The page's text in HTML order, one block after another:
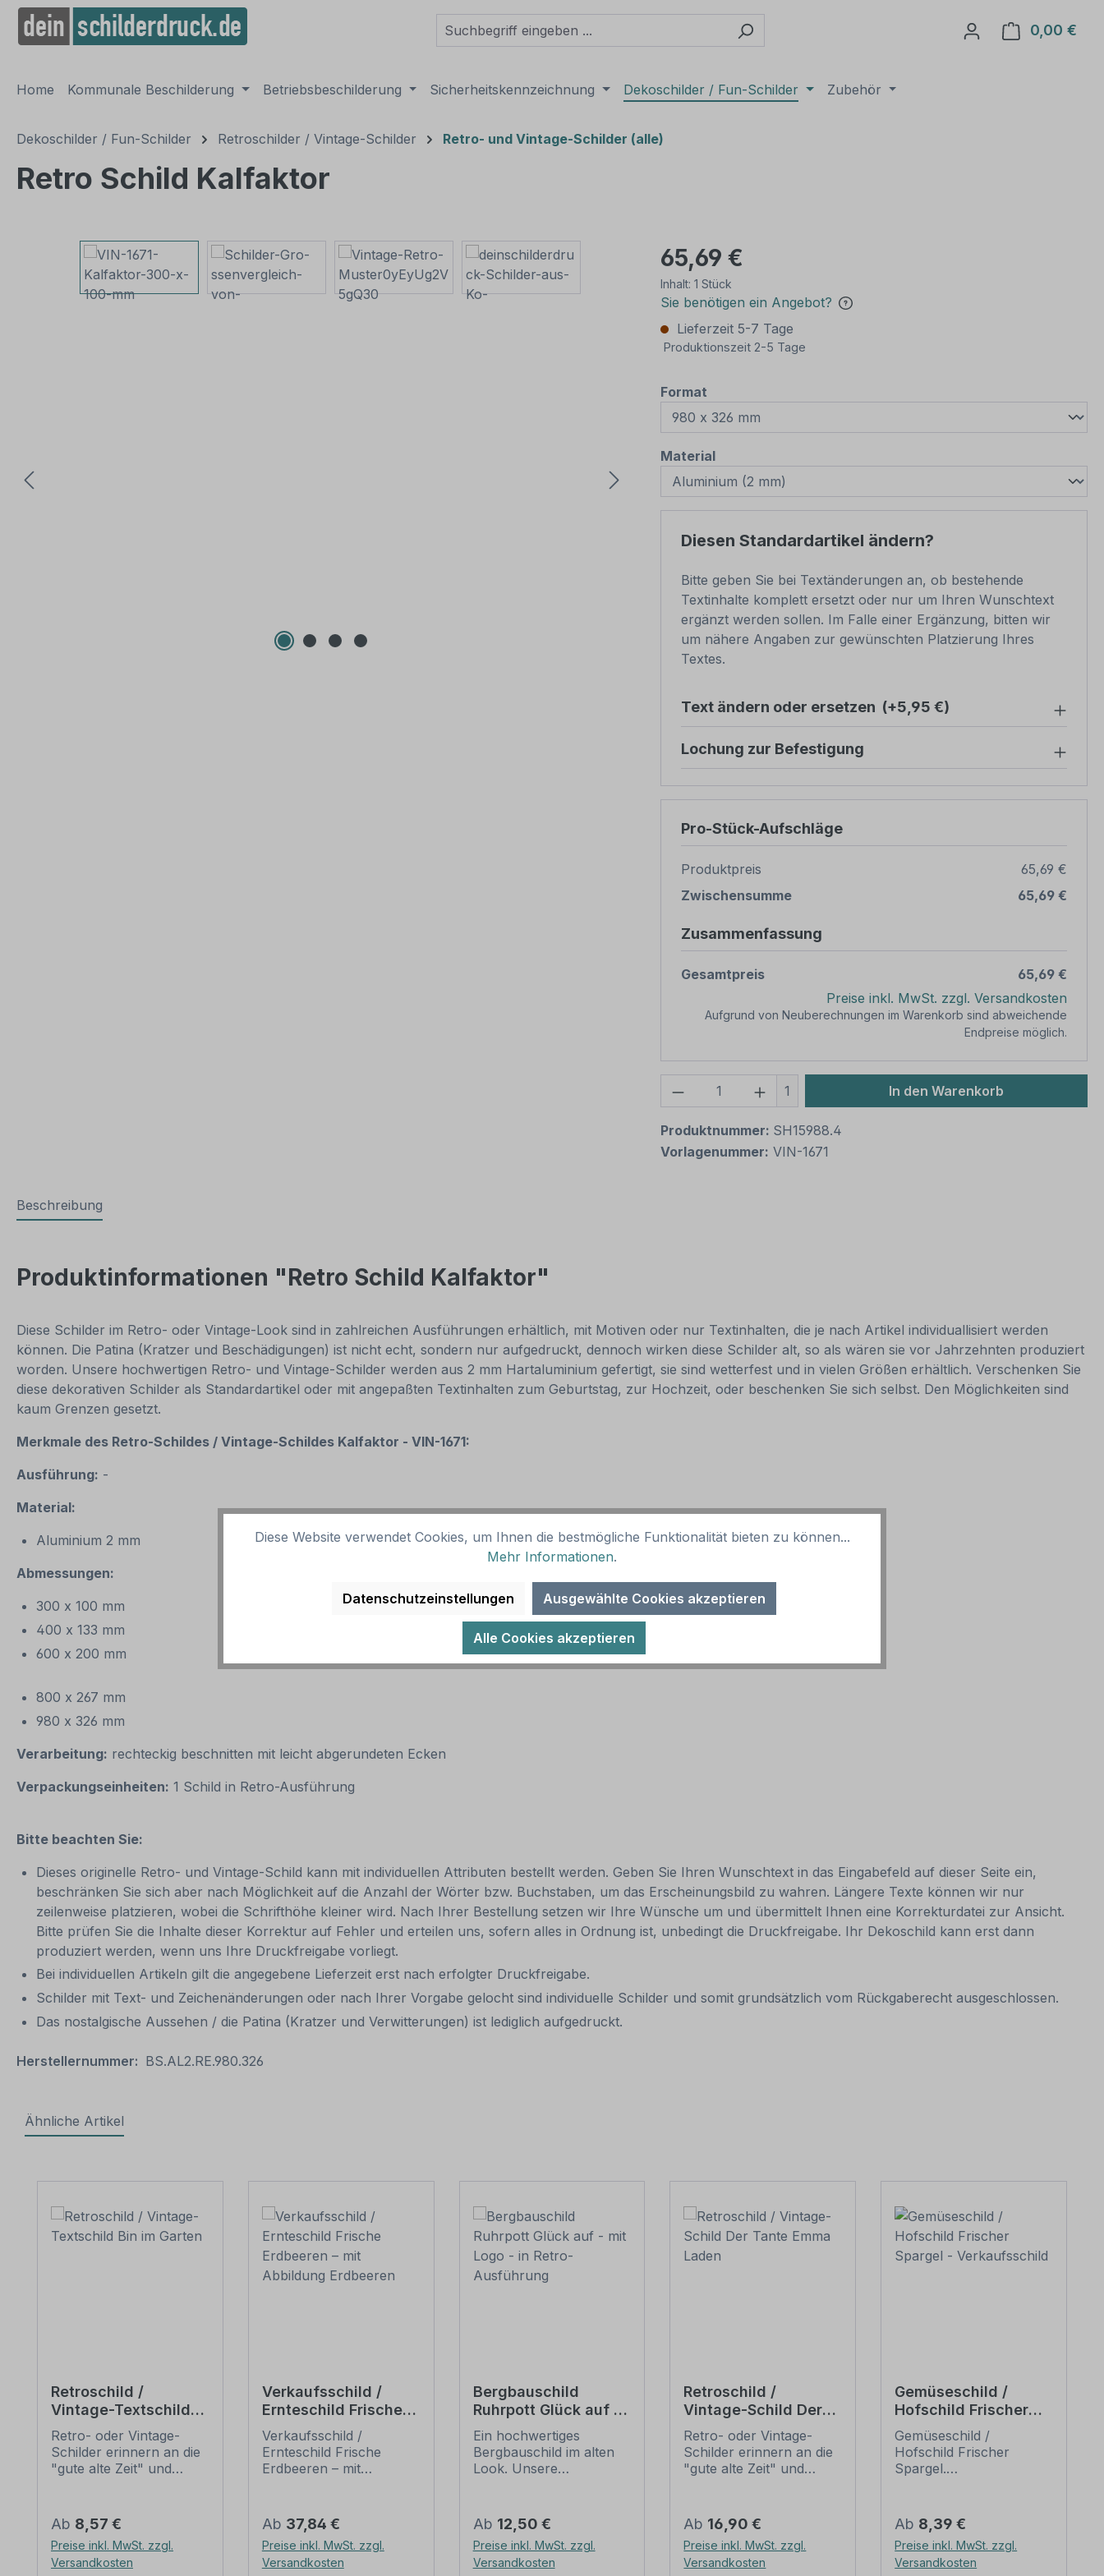
Zur Hauptnavigation springen
0,00 €
Home Kommunale Beschilderung Betriebsbeschilderung Sicherheitskennzeichnung Dekoschilder / Fun-Schilder Zubehör
Dekoschilder / Fun-Schilder Retroschilder / Vintage-Schilder Retro- und Vintage-Schilder (alle)
Retro Schild Kalfaktor
Bildergalerie überspringen 65,69 €
Inhalt: 1 Stück
Sie benötigen ein Angebot?
Lieferzeit 5-7 Tage
Produktionszeit 2-5 Tage
Format
Materialauswählen
Diesen Standardartikel ändern?
Bitte geben Sie bei Textänderungen an, ob bestehende
Textinhalte komplett ersetzt oder nur um Ihren Wunschtext
ergänzt werden sollen. Im Falle einer Ergänzung, bitten wir
um nähere Angaben zur gewünschten Platzierung Ihres
Textes.
Text ändern oder ersetzen (+5,95 €)
Lochung zur Befestigung
Pro-Stück-Aufschläge
Produktpreis
65,69 €
Zwischensumme
65,69 €
Zusammenfassung
Gesamtpreis
65,69 €
Preise inkl. MwSt. zzgl. Versandkosten
Aufgrund von Neuberechnungen im Warenkorb sind abweichende
Endpreise möglich.
Produkt Anzahl: Gib den gewünschten Wert
1 In den Warenkorb
Produktnummer: SH15988.4
Vorlagenummer: VIN-1671
Beschreibung
Produktinformationen "Retro Schild Kalfaktor"
Diese Schilder im Retro- oder Vintage-Look sind in zahlreichen Ausführungen erhältlich, mit Motiven oder nur Textinhalten, die je nach Artikel individuallisiert werden
können. Die Patina (Kratzer und Beschädigungen) ist nicht echt, sondern nur aufgedruckt, dennoch wirken diese Schilder alt, so als wären sie vor Jahrzehnten produziert
worden. Unsere hochwertigen Retro- und Vintage-Schilder werden aus 2 mm Hartaluminium gefertigt, sie sind wetterfest und in vielen Größen erhältlich. Verschenken Sie
diese dekorativen Schilder als Standardartikel oder mit angepaßten Textinhalten zum Geburtstag, zur Hochzeit, oder beschenken Sie sich selbst. Den Möglichkeiten sind
kaum Grenzen gesetzt.
Merkmale des Retro-Schildes / Vintage-Schildes Kalfaktor - VIN-1671:
Ausführung: -
Material:
Aluminium 2 mm
Abmessungen:
300 x 100 mm
400 x 133 mm
600 x 200 mm
800 x 267 mm
980 x 326 mm
Verarbeitung: rechteckig beschnitten mit leicht abgerundeten Ecken
Verpackungseinheiten: 1 Schild in Retro-Ausführung
Bitte beachten Sie:
Dieses originelle Retro- und Vintage-Schild kann mit individuellen Attributen bestellt werden. Geben Sie Ihren Wunschtext in das Eingabefeld auf dieser Seite ein,
beschränken Sie sich aber nach Möglichkeit auf die Anzahl der Wörter bzw. Buchstaben, um das Erscheinungsbild zu wahren. Längere Texte können wir nur
zeilenweise platzieren, wobei die Schrifthöhe kleiner wird. Nach Ihrer Bestellung setzen wir Ihre Wünsche um und übermittelt Ihnen eine Korrekturdatei zur Ansicht.
Bitte prüfen Sie die Inhalte dieser Korrektur auf Fehler und erteilen uns, sofern alles in Ordnung ist, unbedingt die Druckfreigabe. Ihr Dekoschild kann erst dann
produziert werden, wenn uns Ihre Druckfreigabe vorliegt.
Bei individuellen Artikeln gilt die angegebene Lieferzeit erst nach erfolgter Druckfreigabe.
Schilder mit Text- und Zeichenänderungen oder nach Ihrer Vorgabe gelocht sind individuelle Schilder und somit grundsätzlich vom Rückgaberecht ausgeschlossen.
Das nostalgische Aussehen / die Patina (Kratzer und Verwitterungen) ist lediglich aufgedruckt.
Herstellernummer: BS.AL2.RE.980.326
Ähnliche Artikel
Retroschild /
Vintage-Textschild
Bin im Garten
Retro- oder Vintage-
Schilder erinnern an die
"gute alte Zeit" und
großer Beliebheit. Sind
diese Schilder im Original
nur schwer und häufig
nur zu horrenden Preise
Regulärer Preis:
Ab 8,57 €
Preise inkl. MwSt. zzgl.
Versandkosten
Verkaufsschild /
Ernteschild Frische
Erdbeeren – mit
Abbildung Erdbeeren
Verkaufsschild /
Ernteschild Frische
Erdbeeren – mit
Hinweisschild für den
Verkauf von Erdbeeren
an Verkaufsständen, im
Obstladen oder auf dem
Regulärer Preis:
Ab 37,84 €
Preise inkl. MwSt. zzgl.
Versandkosten
Bergbauschild
Ruhrpott Glück auf -
mit Logo - in Retro-
Ausführung
Ein hochwertiges
Bergbauschild im alten
Look. Unsere
nachempfunden, die
zum Teil aus Holz
bestanden, mit
handgemalten Inhalten.
Regulärer Preis:
Ab 12,50 €
Preise inkl. MwSt. zzgl.
Versandkosten
Retroschild /
Vintage-Schild Der
Tante Emma Laden
Retro- oder Vintage-
Schilder erinnern an die
"gute alte Zeit" und
großer Beliebheit. Sind
diese Schilder im Original
nur schwer und häufig
nur zu horrenden Preise
Regulärer Preis:
Ab 16,90 €
Preise inkl. MwSt. zzgl.
Versandkosten
Gemüseschild /
Hofschild Frischer
Spargel -
Verkaufsschild
Gemüseschild /
Hofschild Frischer
Spargel.
Ihren Hof, den
Verkaufsstand oder
Ihren Hofladen. Wir
führen zahlreiche Obst-
Regulärer Preis:
Ab 8,39 €
Preise inkl. MwSt. zzgl.
Versandkosten
Diese Website verwendet Cookies, um Ihnen die bestmögliche Funktionalität bieten zu können...
Mehr Informationen.
Datenschutzeinstellungen Ausgewählte Cookies akzeptieren
Alle Cookies akzeptieren